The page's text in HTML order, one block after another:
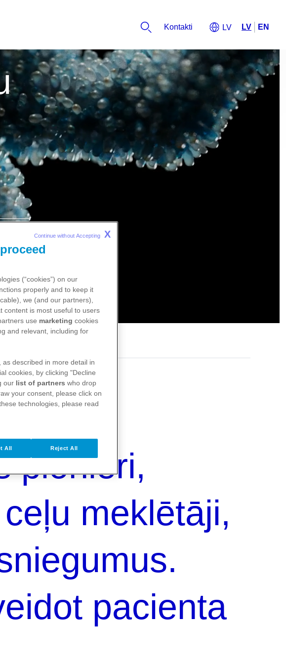
Kontakti
pionieri,
meklētāji,
pacienta
(“cookies”) on our
properly and to keep it
we (and our partners),
content is most useful to users
use marketing cookies
and relevant, including for
as described in more detail in
cookies, by clicking "Decline
our list of partners who drop
your consent, please click on
technologies, please read
Reject All
All
Continue without Accepting X